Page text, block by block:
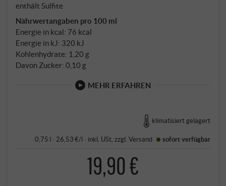
enthält Sulfite
Nährwertangaben pro 100 ml
Energie in kcal: 76 kcal
Energie in kJ: 320 kJ
Kohlenhydrate: 1,20 g
Davon Zucker: 0,10 g
MEHR ERFAHREN
klimatisiert gelagert
0,75 l · 26,53 €/l · inkl. USt , zzgl.Versand sofort verfügbar
19,90 €